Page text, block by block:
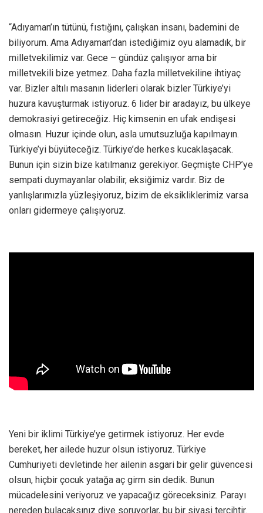
“Adıyaman’ın tütünü, fıstığını, çalışkan insanı, bademini de
biliyorum. Ama Adıyaman’dan istediğimiz oyu alamadık, bir
milletvekilimiz var. Gece – gündüz çalışıyor ama bir
milletvekili bize yetmez. Daha fazla milletvekiline ihtiyaç
var. Bizler altılı masanın liderleri olarak bizler Türkiye’yi
huzura kavuşturmak istiyoruz. 6 lider bir aradayız, bu ülkeye
demokrasiyi getireceğiz. Hiç kimsenin en ufak endişesi
olmasın. Huzur içinde olun, asla umutsuzluğa kapılmayın.
Türkiye’yi büyüteceğiz. Türkiye’de herkes kucaklaşacak.
Bunun için sizin bize katılmanız gerekiyor. Geçmişte CHP’ye
sempati duymayanlar olabilir, eksiğimiz vardır. Biz de
yanlışlarımızla yüzleşiyoruz, bizim de eksikliklerimiz varsa
onları gidermeye çalışıyoruz.
Yeni bir iklimi Türkiye’ye getirmek istiyoruz. Her evde
bereket, her ailede huzur olsun istiyoruz. Türkiye
Cumhuriyeti devletinde her ailenin asgari bir gelir güvencesi
olsun, hiçbir çocuk yatağa aç girm sin dedik. Bunun
mücadelesini veriyoruz ve yapacağız göreceksiniz. Parayı
nereden bulacaksınız diye soruyorlar, bu bir siyasi tercihtir.